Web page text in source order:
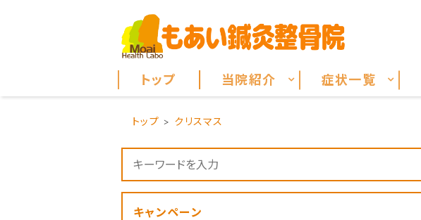
トップ 当院紹介 症状一覧
トップ クリスマス
キャンペーン